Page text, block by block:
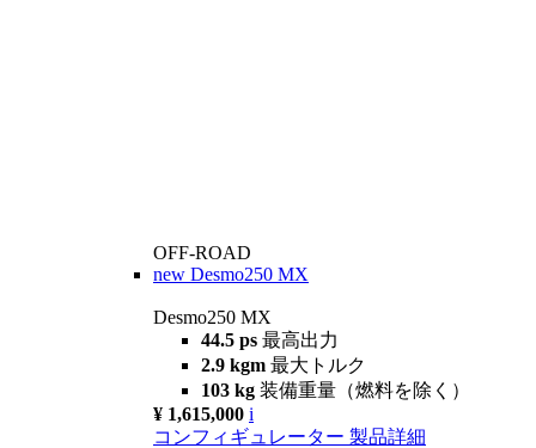
OFF-ROAD
new Desmo250 MX
Desmo250 MX
44.5 ps 最高出力
2.9 kgm 最大トルク
103 kg 装備重量（燃料を除く）
¥ 1,615,000 i
コンフィギュレーター 製品詳細